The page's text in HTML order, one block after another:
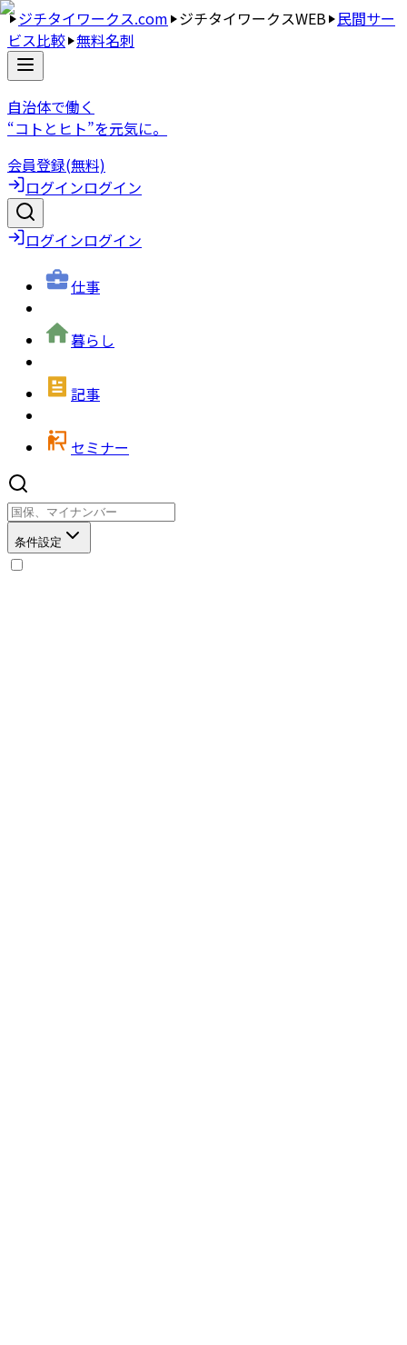
ジチタイワークス.com ジチタイワークスWEB 民間サー
ビス比較 無料名刺
自治体で働く
“コトとヒト”を元気に。
会員登録(無料)
ログインログイン
ログインログイン
仕事
暮らし
記事
セミナー
条件設定